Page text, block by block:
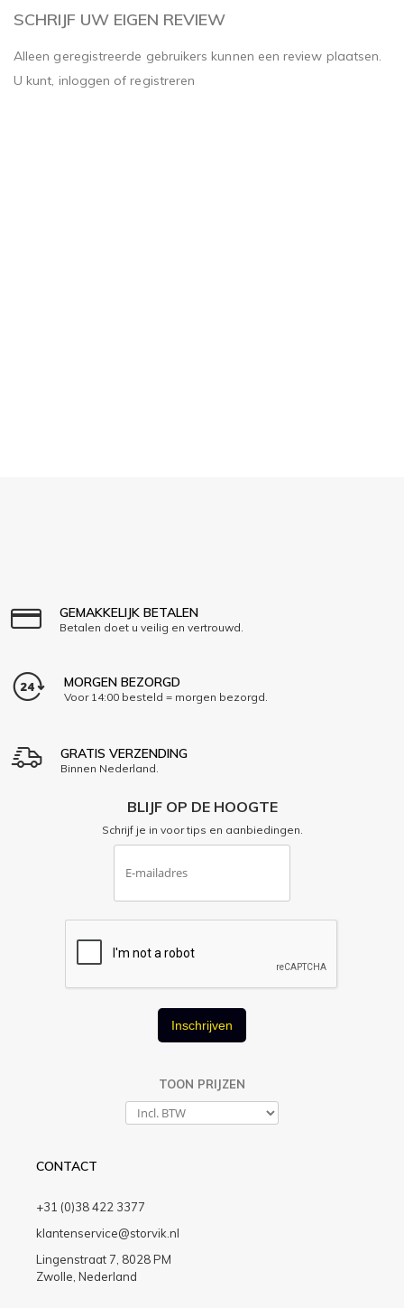
SCHRIJF UW EIGEN REVIEW
Alleen geregistreerde gebruikers kunnen een review plaatsen.
U kunt, inloggen ofregistreren
GEMAKKELIJK BETALEN
Betalen doet u veilig en vertrouwd.
MORGEN BEZORGD
Voor 14:00 besteld = morgen bezorgd.
GRATIS VERZENDING
Binnen Nederland.
BLIJF OP DE HOOGTE
Schrijf je in voor tips en aanbiedingen.
Inschrijven
TOON PRIJZEN
CONTACT
+31 (0)38 422 3377
klantenservice@storvik.nl
Lingenstraat 7, 8028 PM
Zwolle, Nederland